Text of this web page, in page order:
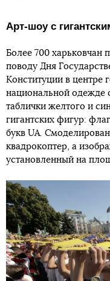
Арт-шоу с
Более 700 харьковчан
поводу Дня
Конституции в центре
национальной одежде
таблички желтого и
гигантских фигур:
букв UA.
квадрокоптер, а
установленный на